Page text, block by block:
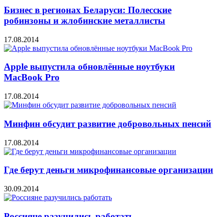
Бизнес в регионах Беларуси: Полесские
робинзоны и жлобинские металлисты
17.08.2014
Apple выпустила обновлённые ноутбуки
MacBook Pro
17.08.2014
Минфин обсудит развитие добровольных пенсий
17.08.2014
Где берут деньги микрофинансовые организации
30.09.2014